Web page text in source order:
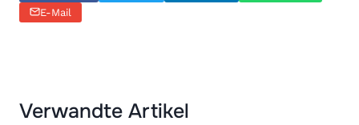
E-Mail
Verwandte Artikel